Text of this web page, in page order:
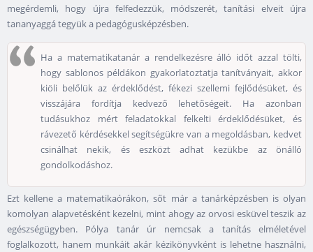
megérdemli, hogy újra felfedezzük, módszerét, tanítási elveit újra
tananyaggá tegyük a pedagógusképzésben.
Ha a matematikatanár a rendelkezésre álló időt azzal tölti,
hogy sablonos példákon gyakorlatoztatja tanítványait, akkor
kiöli belőlük az érdeklődést, fékezi szellemi fejlődésüket, és
visszájára fordítja kedvező lehetőségeit. Ha azonban
tudásukhoz mért feladatokkal felkelti érdeklődésüket, és
rávezető kérdésekkel segítségükre van a megoldásban, kedvet
csinálhat nekik, és eszközt adhat kezükbe az önálló
gondolkodáshoz.
Ezt kellene a matematikaórákon, sőt már a tanárképzésben is olyan
komolyan alapvetésként kezelni, mint ahogy az orvosi esküvel teszik az
egészségügyben. Pólya tanár úr nemcsak a tanítás elméletével
foglalkozott, hanem munkáit akár kézikönyvként is lehetne használni,